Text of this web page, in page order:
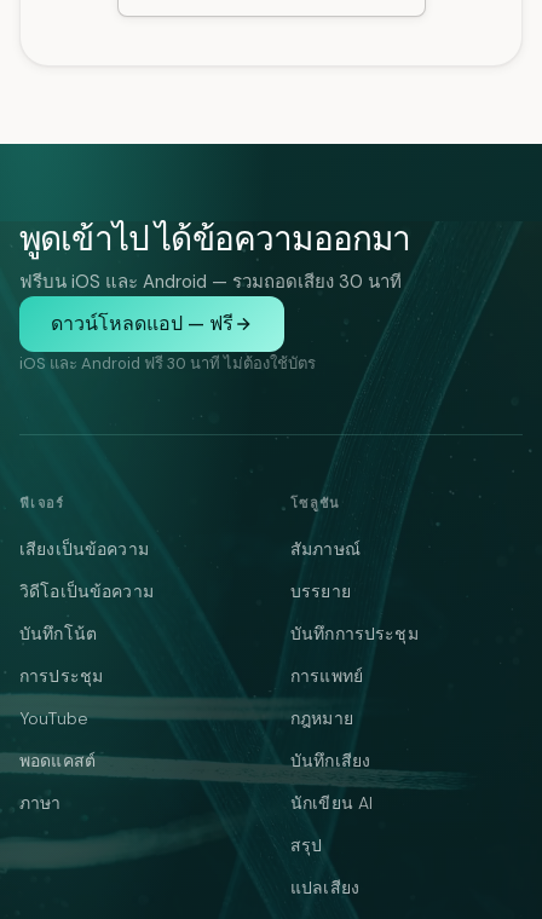
พูดเข้าไป ได้ข้อความออกมา
ฟรีบน iOS และ Android — รวมถอดเสียง 30 นาที
ดาวน์โหลดแอป — ฟรี
iOS และ Android ฟรี 30 นาที ไม่ต้องใช้บัตร
ฟีเจอร์
เสียงเป็นข้อความ
วิดีโอเป็นข้อความ
บันทึกโน้ต
การประชุม
YouTube
พอดแคสต์
ภาษา
โซลูชัน
สัมภาษณ์
บรรยาย
บันทึกการประชุม
การแพทย์
กฎหมาย
บันทึกเสียง
นักเขียน AI
สรุป
แปลเสียง